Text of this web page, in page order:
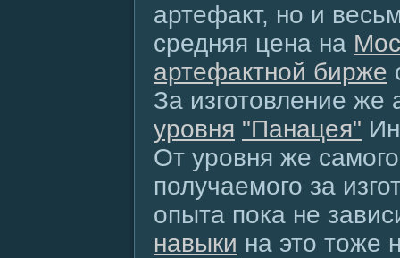
артефакт, но и
средняя цена на
артефактной бирже
За изготовление же
уровня "Панацея"
От уровня же
получаемого за
опыта пока не
навыки на это тоже